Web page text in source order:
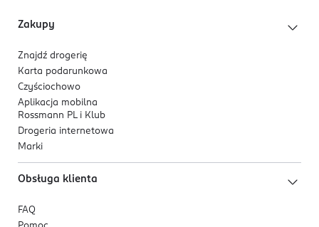
Zakupy
Znajdź drogerię
Karta podarunkowa
Czyściochowo
Aplikacja mobilna
Rossmann PL i Klub
Drogeria internetowa
Marki
Obsługa klienta
FAQ